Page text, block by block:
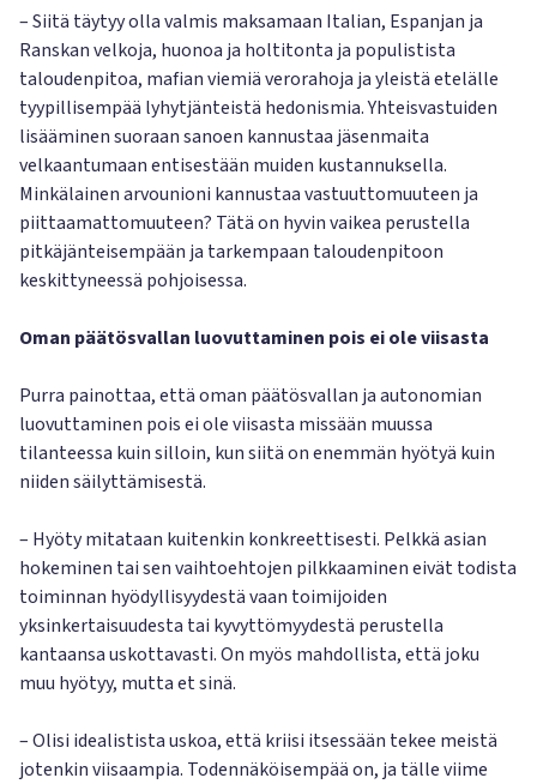
– Siitä täytyy olla valmis maksamaan Italian, Espanjan ja
Ranskan velkoja, huonoa ja holtitonta ja populistista
taloudenpitoa, mafian viemiä verorahoja ja yleistä etelälle
tyypillisempää lyhytjänteistä hedonismia. Yhteisvastuiden
lisääminen suoraan sanoen kannustaa jäsenmaita
velkaantumaan entisestään muiden kustannuksella.
Minkälainen arvounioni kannustaa vastuuttomuuteen ja
piittaamattomuuteen? Tätä on hyvin vaikea perustella
pitkäjänteisempään ja tarkempaan taloudenpitoon
keskittyneessä pohjoisessa.
Oman päätösvallan luovuttaminen pois ei ole viisasta
Purra painottaa, että oman päätösvallan ja autonomian
luovuttaminen pois ei ole viisasta missään muussa
tilanteessa kuin silloin, kun siitä on enemmän hyötyä kuin
niiden säilyttämisestä.
– Hyöty mitataan kuitenkin konkreettisesti. Pelkkä asian
hokeminen tai sen vaihtoehtojen pilkkaaminen eivät todista
toiminnan hyödyllisyydestä vaan toimijoiden
yksinkertaisuudesta tai kyvyttömyydestä perustella
kantaansa uskottavasti. On myös mahdollista, että joku
muu hyötyy, mutta et sinä.
– Olisi idealistista uskoa, että kriisi itsessään tekee meistä
jotenkin viisaampia. Todennäköisempää on, ja tälle viime